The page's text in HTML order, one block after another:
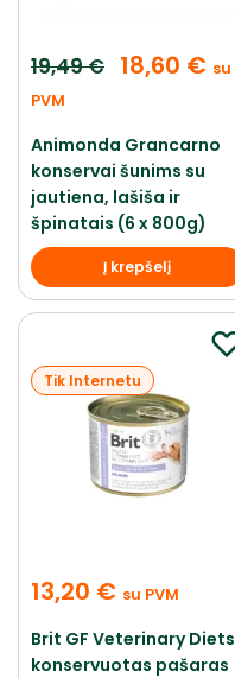
19,49€ 18,60 € su
PVM
Animonda Grancarno
konservai šunims su
jautiena, lašiša ir
špinatais (6 x 800g)
Į krepšelį
13,20 € su PVM
Tik Internetu
Brit GF Veterinary Diets
konservuotas pašaras